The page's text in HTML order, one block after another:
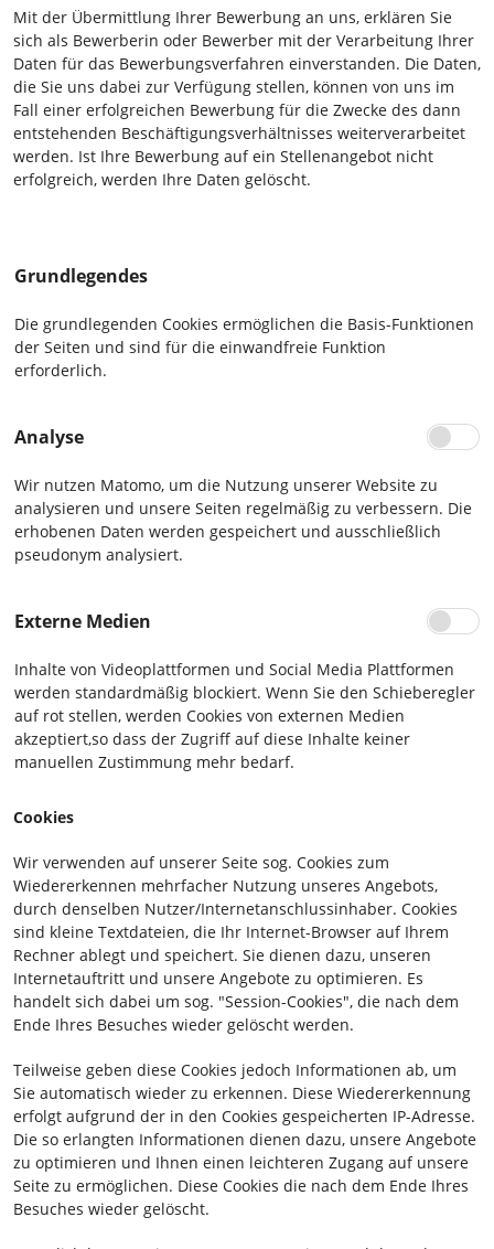
Mit der Übermittlung Ihrer Bewerbung an uns, erklären Sie
sich als Bewerberin oder Bewerber mit der Verarbeitung Ihrer
Daten für das Bewerbungsverfahren einverstanden. Die Daten,
die Sie uns dabei zur Verfügung stellen, können von uns im
Fall einer erfolgreichen Bewerbung für die Zwecke des dann
entstehenden Beschäftigungsverhältnisses weiterverarbeitet
werden. Ist Ihre Bewerbung auf ein Stellenangebot nicht
erfolgreich, werden Ihre Daten gelöscht.
Grundlegendes
Die grundlegenden Cookies ermöglichen die Basis-Funktionen
der Seiten und sind für die einwandfreie Funktion
erforderlich.
Analyse
Wir nutzen Matomo, um die Nutzung unserer Website zu
analysieren und unsere Seiten regelmäßig zu verbessern. Die
erhobenen Daten werden gespeichert und ausschließlich
pseudonym analysiert.
Externe Medien
Inhalte von Videoplattformen und Social Media Plattformen
werden standardmäßig blockiert. Wenn Sie den Schieberegler
auf rot stellen, werden Cookies von externen Medien
akzeptiert,so dass der Zugriff auf diese Inhalte keiner
manuellen Zustimmung mehr bedarf.
Cookies
Wir verwenden auf unserer Seite sog. Cookies zum
Wiedererkennen mehrfacher Nutzung unseres Angebots,
durch denselben Nutzer/Internetanschlussinhaber. Cookies
sind kleine Textdateien, die Ihr Internet-Browser auf Ihrem
Rechner ablegt und speichert. Sie dienen dazu, unseren
Internetauftritt und unsere Angebote zu optimieren. Es
handelt sich dabei um sog. "Session-Cookies", die nach dem
Ende Ihres Besuches wieder gelöscht werden.
Teilweise geben diese Cookies jedoch Informationen ab, um
Sie automatisch wieder zu erkennen. Diese Wiedererkennung
erfolgt aufgrund der in den Cookies gespeicherten IP-Adresse.
Die so erlangten Informationen dienen dazu, unsere Angebote
zu optimieren und Ihnen einen leichteren Zugang auf unsere
Seite zu ermöglichen. Diese Cookies die nach dem Ende Ihres
Besuches wieder gelöscht.